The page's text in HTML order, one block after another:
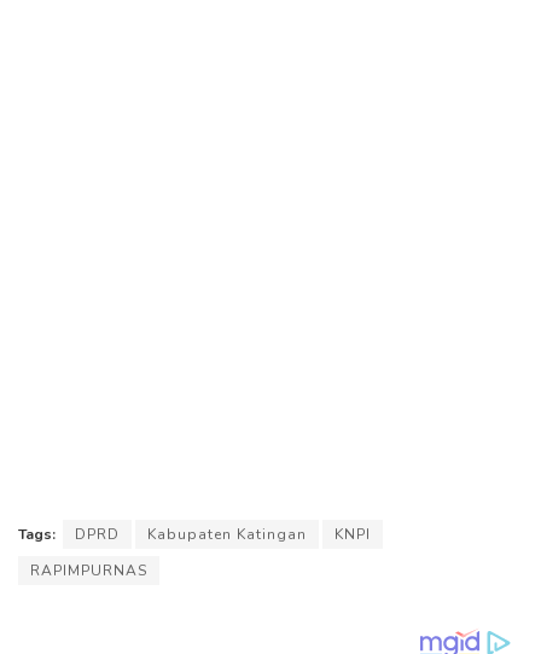
Tags: DPRD Kabupaten Katingan
KNPI
RAPIMPURNAS